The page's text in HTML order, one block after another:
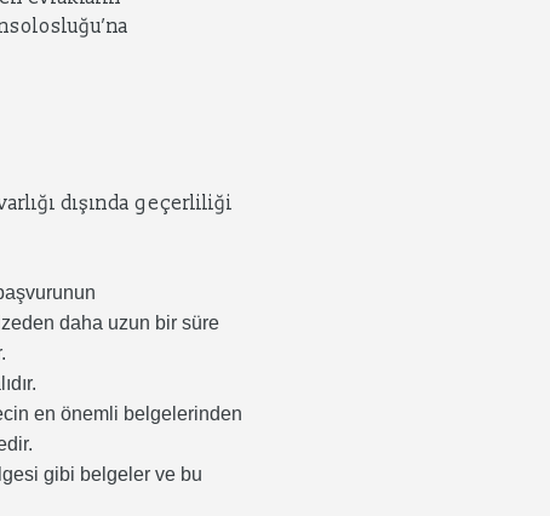
dışında geçerliliği
daha uzun bir süre
en önemli belgelerinden
gibi belgeler ve bu